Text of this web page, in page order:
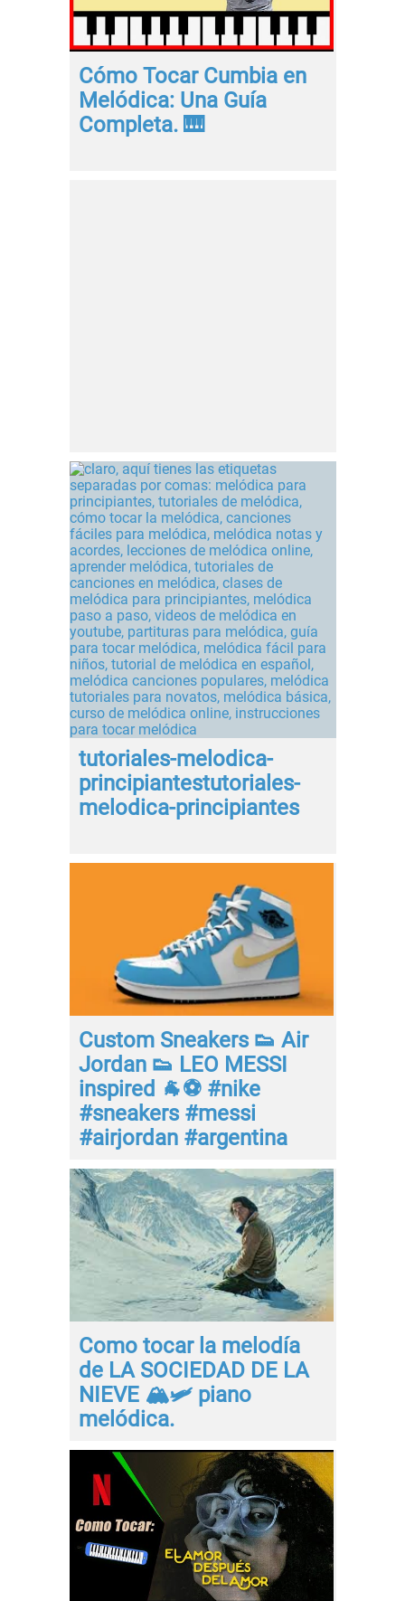
Cómo Tocar Cumbia en
Melódica: Una Guía
Completa. 🎹
tutoriales-melodica-
principiantestutoriales-
melodica-principiantes
Custom Sneakers 👟 Air
Jordan 👟 LEO MESSI
inspired 🐐⚽ #nike
#sneakers #messi
#airjordan #argentina
Como tocar la melodía
de LA SOCIEDAD DE LA
NIEVE 🏔️🛩️ piano
melódica.